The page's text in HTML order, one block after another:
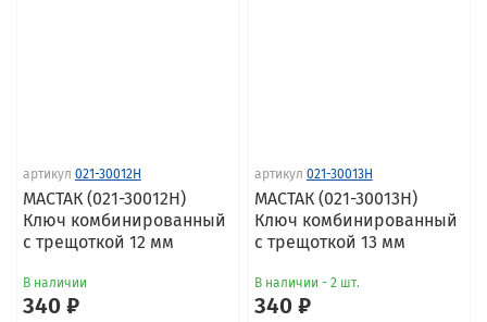
артикул 021-30012H
МАСТАК (021-30012H)
Ключ комбинированный
с трещоткой 12 мм
В наличии
340 ₽
артикул 021-30013H
МАСТАК (021-30013H)
Ключ комбинированный
с трещоткой 13 мм
В наличии - 2 шт.
340 ₽